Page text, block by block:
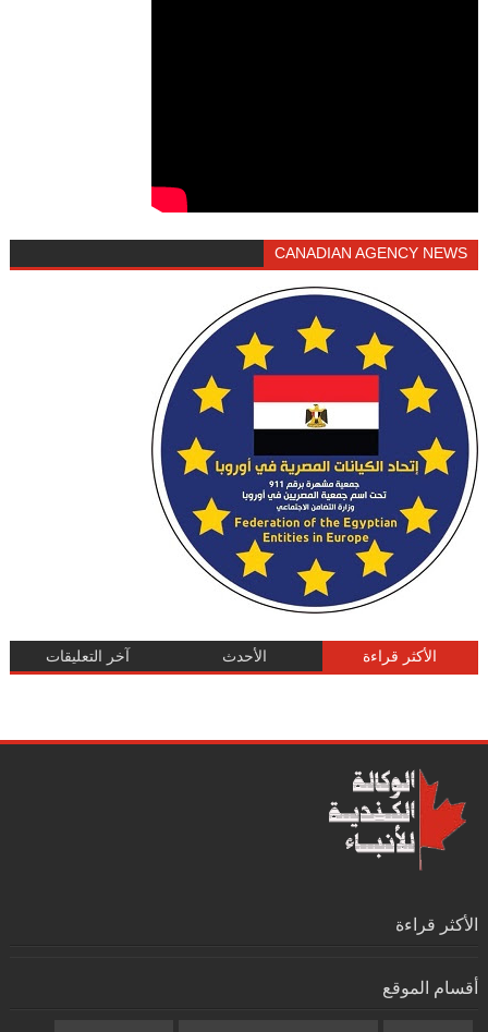
CANADIAN AGENCY NEWS
الأكثر قراءة الأحدث آخر التعليقات
الأكثر قراءة
أقسام الموقع